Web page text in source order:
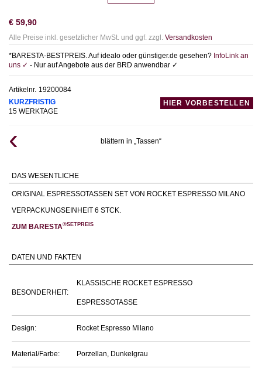
€ 59,90
Alle Preise inkl. gesetzlicher MwSt. und ggf. zzgl. Versandkosten
*BARESTA-BESTPREIS. Auf idealo oder günstiger.de gesehen? InfoLink an
uns ✓ - Nur auf Angebote aus der BRD anwendbar ✓
Artikelnr. 19200084
KURZFRISTIG
15 WERKTAGE
HIER VORBESTELLEN
blättern in „Tassen“
DAS WESENTLICHE
ORIGINAL ESPRESSOTASSEN SET VON ROCKET ESPRESSO MILANO
VERPACKUNGSEINHEIT 6 STCK.
ZUM BARESTA®SETPREIS
DATEN UND FAKTEN
BESONDERHEIT:
KLASSISCHE ROCKET ESPRESSO
ESPRESSOTASSE
Design: Rocket Espresso Milano
Material/Farbe: Porzellan, Dunkelgrau